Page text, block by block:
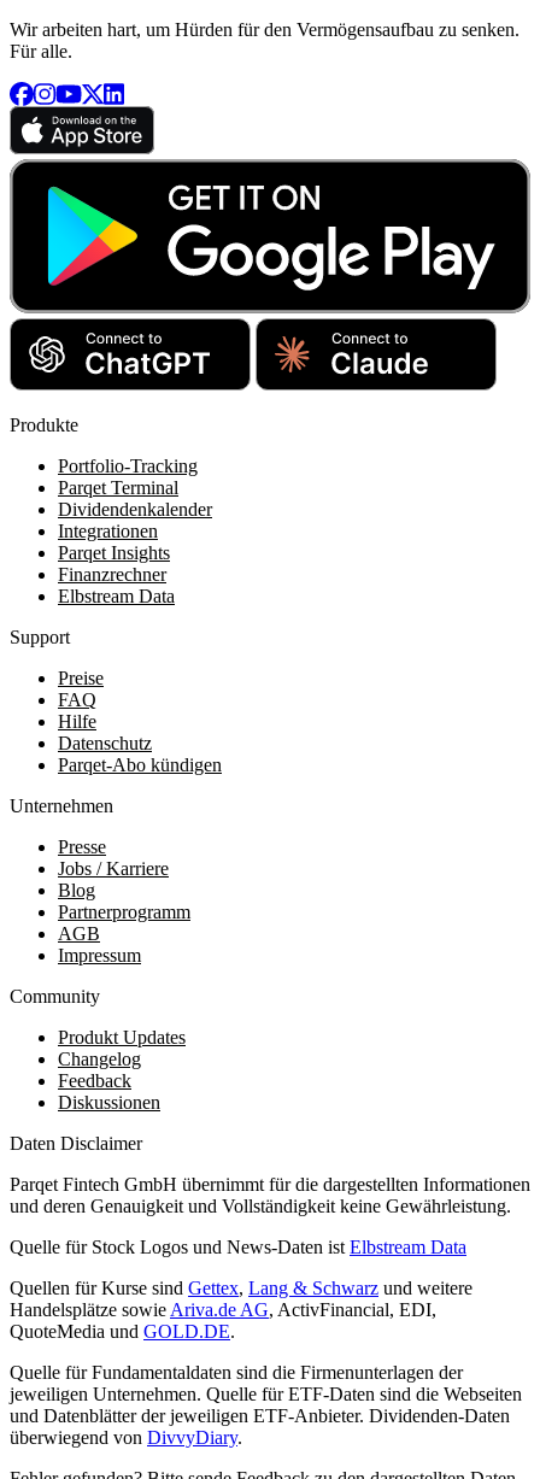
Wir arbeiten hart, um Hürden für den Vermögensaufbau zu senken.
Für alle.
Produkte
Portfolio-Tracking
Parqet Terminal
Dividendenkalender
Integrationen
Parqet Insights
Finanzrechner
Elbstream Data
Support
Preise
FAQ
Hilfe
Datenschutz
Parqet-Abo kündigen
Unternehmen
Presse
Jobs / Karriere
Blog
Partnerprogramm
AGB
Impressum
Community
Produkt Updates
Changelog
Feedback
Diskussionen
Daten Disclaimer
Parqet Fintech GmbH übernimmt für die dargestellten Informationen
und deren Genauigkeit und Vollständigkeit keine Gewährleistung.
Quelle für Stock Logos und News-Daten ist Elbstream Data
Quellen für Kurse sind Gettex, Lang & Schwarz und weitere
Handelsplätze sowie Ariva.de AG, ActivFinancial, EDI,
QuoteMedia und GOLD.DE.
Quelle für Fundamentaldaten sind die Firmenunterlagen der
jeweiligen Unternehmen. Quelle für ETF-Daten sind die Webseiten
und Datenblätter der jeweiligen ETF-Anbieter. Dividenden-Daten
überwiegend von DivvyDiary.